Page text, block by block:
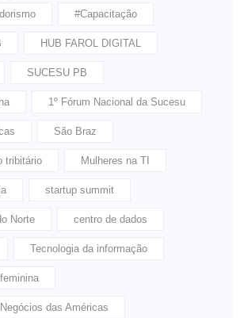
#Capacitação
HUB FAROL DIGITAL
SUCESU PB
1º Fórum Nacional da Sucesu
São Braz
tribitário Mulheres na TI
startup summit
Norte centro de dados
Tecnologia da informação
das Américas